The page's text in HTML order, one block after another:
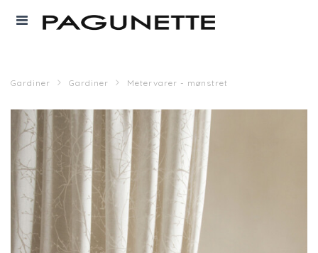
Gardiner Gardiner Metervarer - mønstret